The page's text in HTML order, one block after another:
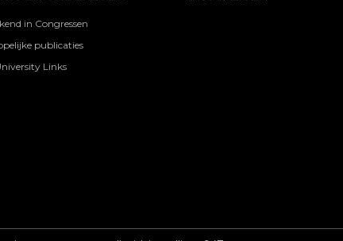
in Congressen
publicaties
Links